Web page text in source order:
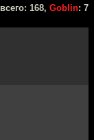
всего: 168, Goblin: 7